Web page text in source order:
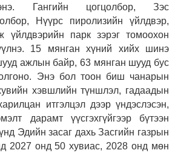
Гангийн цогцолбор, Зэс
Нүүрс пиролизийн үйлдвэр,
үйлдвэрийн парк зэрэг томоохон
15 мянган хүний хийх шинэ
ажлын байр, 63 мянган шууд бус
Энэ бол тоон биш чанарын
хэвшлийн түншлэл, гадаадын
итгэлцэл дээр үндэслэсэн,
дарамт үүсгэхгүйгээр бүтээн
Эдийн засаг дахь Засгийн газрын
2027 онд 50 хувиас, 2028 онд мөн